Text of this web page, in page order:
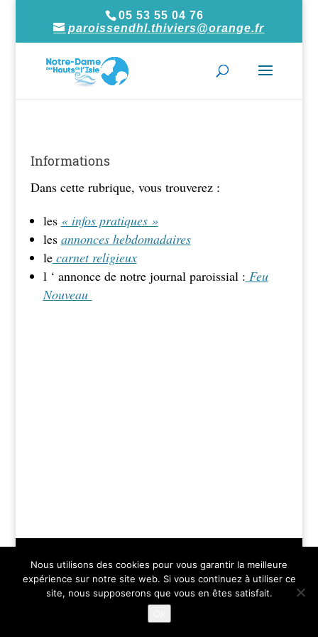
05 53 55 04 76
paroissendhl.thiviers@orange.fr
Informations
Dans cette rubrique, vous trouverez :
les « infos pratiques »
les annonces hebdomadaires
lecarnet religieux
l ‘ annonce de notre journal paroissial : Feu
Nouveau
Nous utilisons des cookies pour vous garantir la meilleure
expérience sur notre site web. Si vous continuez à utiliser ce
site, nous supposerons que vous en êtes satisfait.